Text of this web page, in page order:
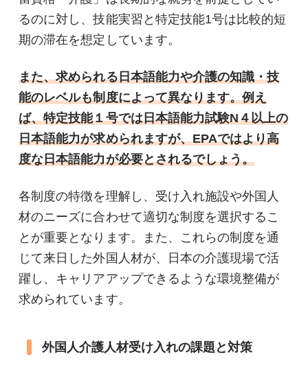
るのに対し、技能実習と特定技能1号は比較的短
期の滞在を想定しています。
また、求められる日本語能力や介護の知識・技
能のレベルも制度によって異なります。例え
ば、特定技能１号では日本語能力試験N４以上の
日本語能力が求められますが、EPAではより高
度な日本語能力が必要とされるでしょう。
各制度の特徴を理解し、受け入れ施設や外国人
材のニーズに合わせて適切な制度を選択するこ
とが重要となります。また、これらの制度を通
じて来日した外国人材が、日本の介護現場で活
躍し、キャリアアップできるような環境整備が
求められています。
外国人介護人材受け入れの課題と対策